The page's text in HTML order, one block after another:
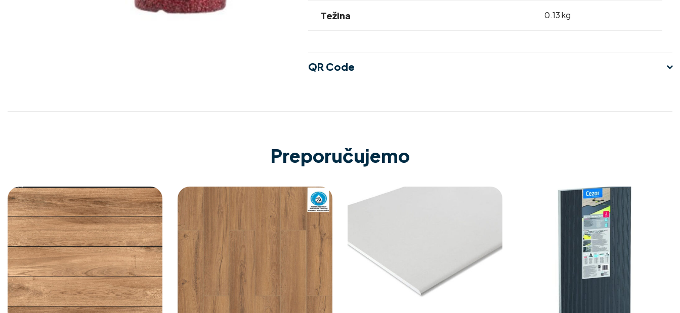
Težina 0.13 kg
QR Code
Preporučujemo